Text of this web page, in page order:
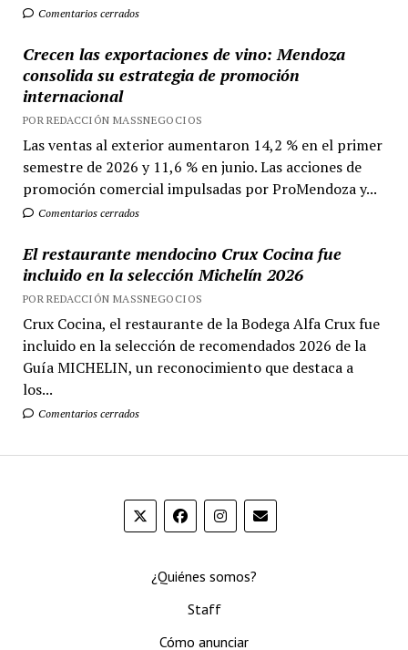
Comentarios cerrados
Crecen las exportaciones de vino: Mendoza
consolida su estrategia de promoción
internacional
POR REDACCIÓN MASSNEGOCIOS
Las ventas al exterior aumentaron 14,2 % en el primer
semestre de 2026 y 11,6 % en junio. Las acciones de
promoción comercial impulsadas por ProMendoza y...
Comentarios cerrados
El restaurante mendocino Crux Cocina fue
incluido en la selección Michelín 2026
POR REDACCIÓN MASSNEGOCIOS
Crux Cocina, el restaurante de la Bodega Alfa Crux fue
incluido en la selección de recomendados 2026 de la
Guía MICHELIN, un reconocimiento que destaca a
los...
Comentarios cerrados
¿Quiénes somos?
Staff
Cómo anunciar